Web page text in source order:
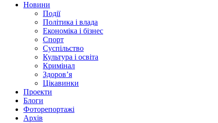
Новини
Події
Політика і влада
Економіка і бізнес
Спорт
Суспільство
Культура і освіта
Кримінал
Здоров’я
Цікавинки
Проекти
Блоги
Фоторепортажі
Архів